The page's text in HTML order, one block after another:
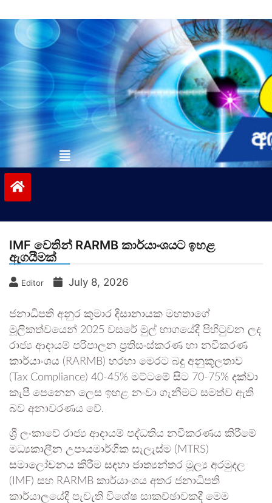
to
contentvinivida.lk
IMF වෙතින් RARMB කාර්යාංශයට ඉහළ
ඇගයීමක්
Editor July 8, 2026
ජනාධිපති අනුර කුමාර දිසානායක මහතාගේ
මූලිකත්වයෙන් 2025 වසරේ මුල් භාගයේදී පිහිටුවන ලද
රාජ්‍ය ආදායම් පරිපාලන ප්‍රතිසංස්කරණ හා නවීකරණ
කාර්යාංශය (RARMB) හරහා මෙරට බදු අනුකූලතාව
(Tax Compliance) 40-45% මට්ටමේ සිට 70-75% දක්වා
කැපී පෙනෙන ලෙස ඉහළ නංවා ගැනීමට සමත්ව ඇති
බව අනාවරණය වේ.
ශ්‍රී ලංකාවේ රාජ්‍ය ආදායම් පද්ධතිය නවීකරණය කිරීමේ
මධ්‍යකාලීන උපායමාර්ගික සැලැස්ම (MTRS)
සමාලෝචනය කිරීම සඳහා ජාත්‍යන්තර මූල්‍ය අරමුදල
(IMF) සහ RARMB කාර්යාංශය අතර ජනාධිපති
කාර්යාලයේදී පැවැති විශේෂ සාකච්ඡාවකදී මෙම